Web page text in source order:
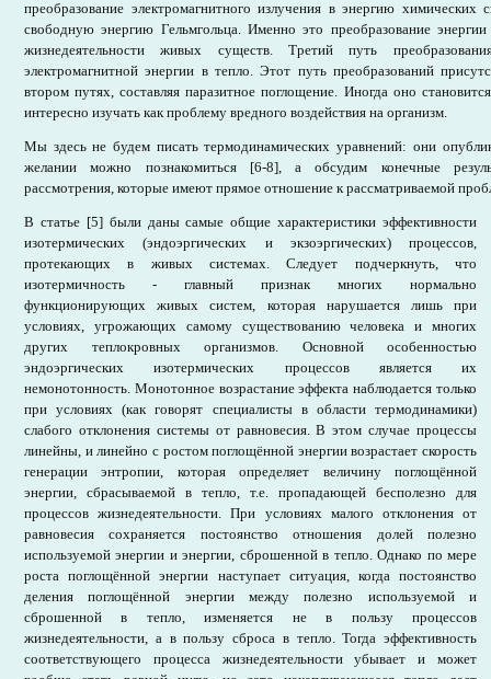
преобразование электромагнитного излучения в энергию химических
свободную энергию Гельмгольца. Именно это преобразование энергии
жизнедеятельности живых существ. Третий путь
электромагнитной энергии в тепло. Этот путь преобразований
втором путях, составляя паразитное поглощение. Иногда оно
интересно изучать как проблему вредного воздействия на организм.
Мы здесь не будем писать термодинамических уравнений: они
желании можно познакомиться [6-8], а обсудим конечные
рассмотрения, которые имеют прямое отношение к рассматриваемой
В статье [5] были даны самые общие характеристики эффективности
изотермических (эндоэргических и экзоэргических) процессов,
протекающих в живых системах. Следует подчеркнуть, что
изотермичность - главный признак многих нормально
функционирующих живых систем, которая нарушается лишь при
условиях, угрожающих самому существованию человека и многих
других теплокровных организмов. Основной особенностью
эндоэргических изотермических процессов является их
немонотонность. Монотонное возрастание эффекта наблюдается только
при условиях (как говорят специалисты в области термодинамики)
слабого отклонения системы от равновесия. В этом случае процессы
линейны, и линейно с ростом поглощённой энергии возрастает скорость
генерации энтропии, которая определяет величину поглощённой
энергии, сбрасываемой в тепло, т.е. пропадающей бесполезно для
процессов жизнедеятельности. При условиях малого отклонения от
равновесия сохраняется постоянство отношения долей полезно
используемой энергии и энергии, сброшенной в тепло. Однако по мере
роста поглощённой энергии наступает ситуация, когда постоянство
деления поглощённой энергии между полезно используемой и
сброшенной в тепло, изменяется не в пользу процессов
жизнедеятельности, а в пользу сброса в тепло. Тогда эффективность
соответствующего процесса жизнедеятельности убывает и может